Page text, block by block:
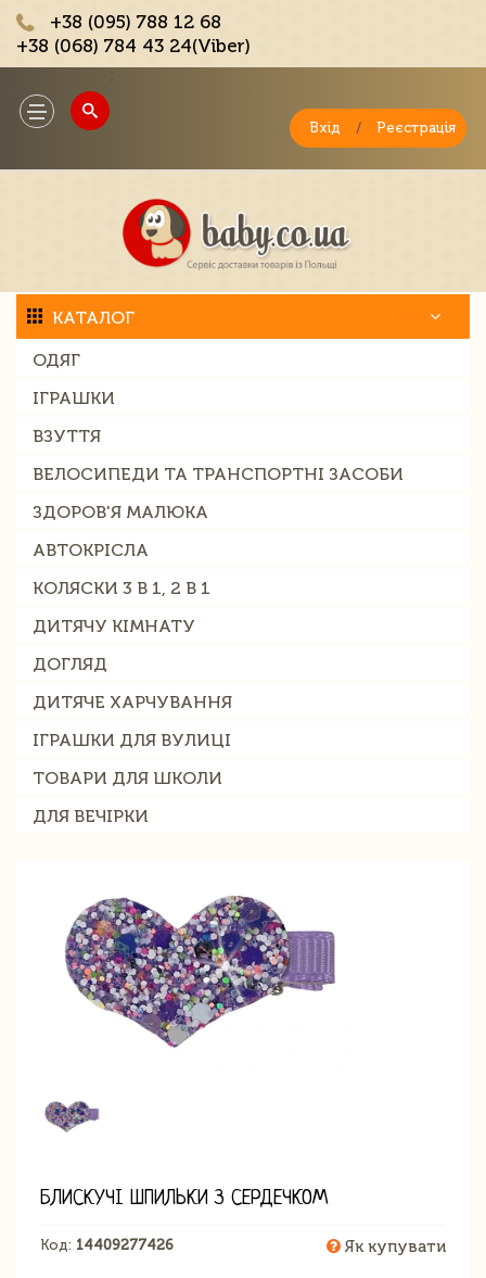
+38 (095) 788 12 68
+38 (068) 784 43 24(Viber)
Toggle
navigation
Вхід / Реєстрація
КАТАЛОГ
ОДЯГ
ІГРАШКИ
ВЗУТТЯ
ВЕЛОСИПЕДИ ТА ТРАНСПОРТНІ ЗАСОБИ
ЗДОРОВ'Я МАЛЮКА
АВТОКРІСЛА
КОЛЯСКИ 3 В 1, 2 В 1
ДИТЯЧУ КІМНАТУ
ДОГЛЯД
ДИТЯЧЕ ХАРЧУВАННЯ
ІГРАШКИ ДЛЯ ВУЛИЦІ
ТОВАРИ ДЛЯ ШКОЛИ
ДЛЯ ВЕЧІРКИ
БЛИСКУЧІ ШПИЛЬКИ З СЕРДЕЧКОМ
Код: 14409277426 Як купувати